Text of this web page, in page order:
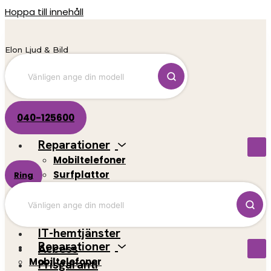
Hoppa till innehåll
Elon Ljud & Bild
040-125600
Reparationer
Mobiltelefoner
Surfplattor
Datorer
IT-hemtjänster
Access
Prisgaranti
Ring
Reparationer
Mobiltelefoner